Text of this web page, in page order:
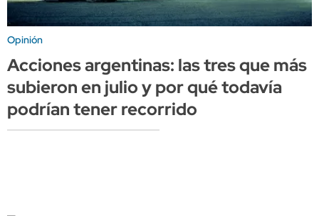
Opinión
Acciones argentinas: las tres que más
subieron en julio y por qué todavía
podrían tener recorrido